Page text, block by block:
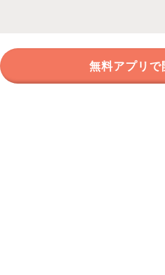
無料アプリで